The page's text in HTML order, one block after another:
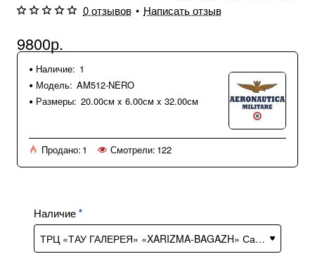
0 отзывов • Написать отзыв
9800р.
Наличие: 1
Модель: AM512-NERO
Размеры: 20.00см x 6.00см x 32.00см
Продано: 1 Смотрели: 122
Наличие